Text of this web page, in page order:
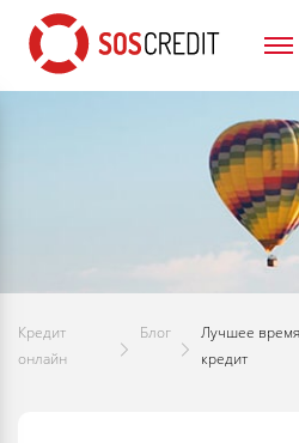
Кредит
онлайн
Блог
Лучшее время
кредит